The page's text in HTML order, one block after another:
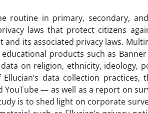
routine in primary, secondary,
laws that protect citizens
its associated privacy laws.
products such as
on religion, ethnicity, ideology,
data collection practices,
— as well as a report on
is to shed light on corporate